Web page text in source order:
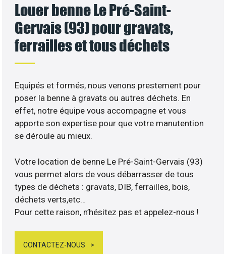
Louer benne Le Pré-Saint-
Gervais (93) pour gravats,
ferrailles et tous déchets
Equipés et formés, nous venons prestement pour
poser la benne à gravats ou autres déchets. En
effet, notre équipe vous accompagne et vous
apporte son expertise pour que votre manutention
se déroule au mieux.
Votre location de benne Le Pré-Saint-Gervais (93)
vous permet alors de vous débarrasser de tous
types de déchets : gravats, DIB, ferrailles, bois,
déchets verts,etc…
Pour cette raison, n’hésitez pas et appelez-nous !
CONTACTEZ-NOUS